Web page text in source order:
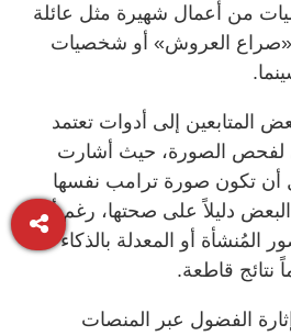
من أعمال شهيرة مثل عائلة
العروش» أو شخصيات
المتابعين إلى أدوات تعتمد
لفحص الصورة، حيث أشارت
أن تكون صورة ترامب نفسها
دليلاً على صحتها، رغم أن
أو المعدلة بالذكاء
نتائج قاطعة.
الفضول عبر المنصات